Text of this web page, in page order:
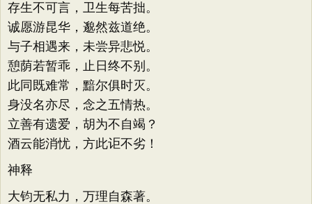
存生不可言，卫生每苦拙。
诚愿游昆华，邈然兹道绝。
与子相遇来，未尝异悲悦。
憩荫若暂乖，止日终不别。
此同既难常，黯尔俱时灭。
身没名亦尽，念之五情热。
立善有遗爱，胡为不自竭？
酒云能消忧，方此讵不劣！
神释
大钧无私力，万理自森著。